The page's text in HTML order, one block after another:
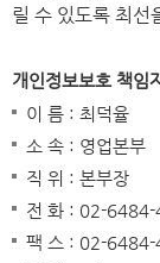
릴 수 있도록 최선
개인정보보호 책임
이 름 : 최덕율
소 속 : 영업본부
직 위 : 본부장
전 화 : 02-
팩 스 : 02-6484-